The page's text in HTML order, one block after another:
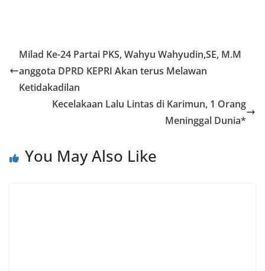
Milad Ke-24 Partai PKS, Wahyu Wahyudin,SE, M.M
anggota DPRD KEPRI Akan terus Melawan
Ketidakadilan
Kecelakaan Lalu Lintas di Karimun, 1 Orang
Meninggal Dunia*
You May Also Like